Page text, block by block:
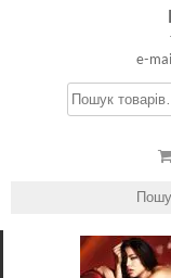
e-
Шукати: